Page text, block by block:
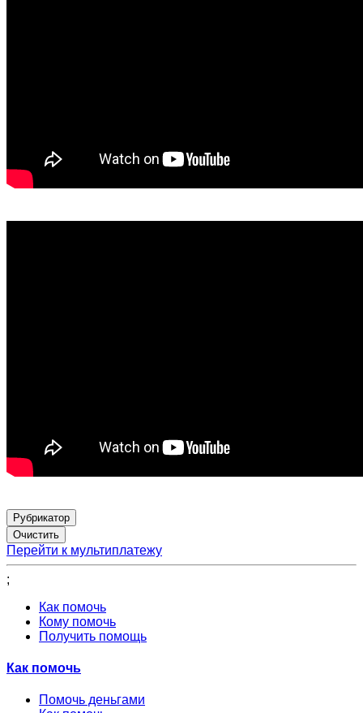
Рубрикатор
Перейти к мультиплатежу
;
Как помочь
Кому помочь
Получить помощь
Как помочь
Помочь деньгами